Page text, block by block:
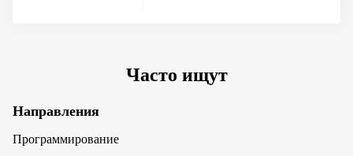
Часто ищут
Направления
Программирование